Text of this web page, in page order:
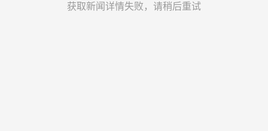
获取新闻详情失败，请稍后重试